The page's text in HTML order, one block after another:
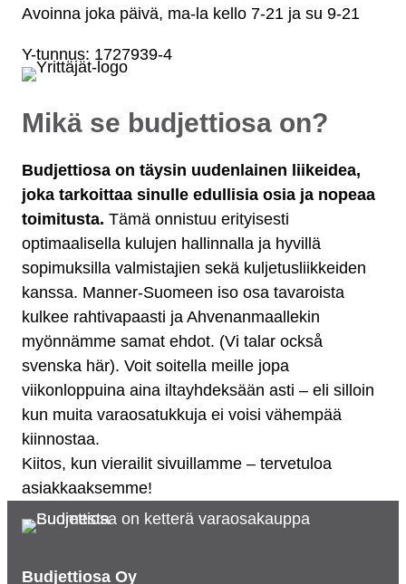
Avoinna joka päivä, ma-la kello 7-21 ja su 9-21
Y-tunnus: 1727939-4
Mikä se budjettiosa on?
Budjettiosa on täysin uudenlainen liikeidea,
joka tarkoittaa sinulle edullisia osia ja nopeaa
toimitusta. Tämä onnistuu erityisesti
optimaalisella kulujen hallinnalla ja hyvillä
sopimuksilla valmistajien sekä kuljetusliikkeiden
kanssa. Manner-Suomeen iso osa tavaroista
kulkee rahtivapaasti ja Ahvenanmaallekin
myönnämme samat ehdot. (Vi talar också
svenska här). Voit soitella meille jopa
viikonloppuina aina iltayhdeksään asti – eli silloin
kun muita varaosatukkuja ei voisi vähempää
kiinnostaa.
Kiitos, kun vierailit sivuillamme – tervetuloa
asiakkaaksemme!
Budjettiosa Oy